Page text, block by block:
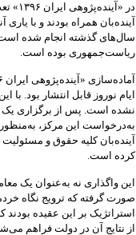
در
آینده‌بان همراه بودند و با
ریاست‌جمهوری بوده است.
ایام نوروز قابل انتشار بود.
نشده است. پس از برگزاری یک
آینده‌بان کلیه حقوق و
کرده است.
این واگذاری نه‌ به‌عنوان یک
صورت گرفته که ترویج نگاه
استراتژیک بر این عقیده
از نتایج آن در دولت فراهم